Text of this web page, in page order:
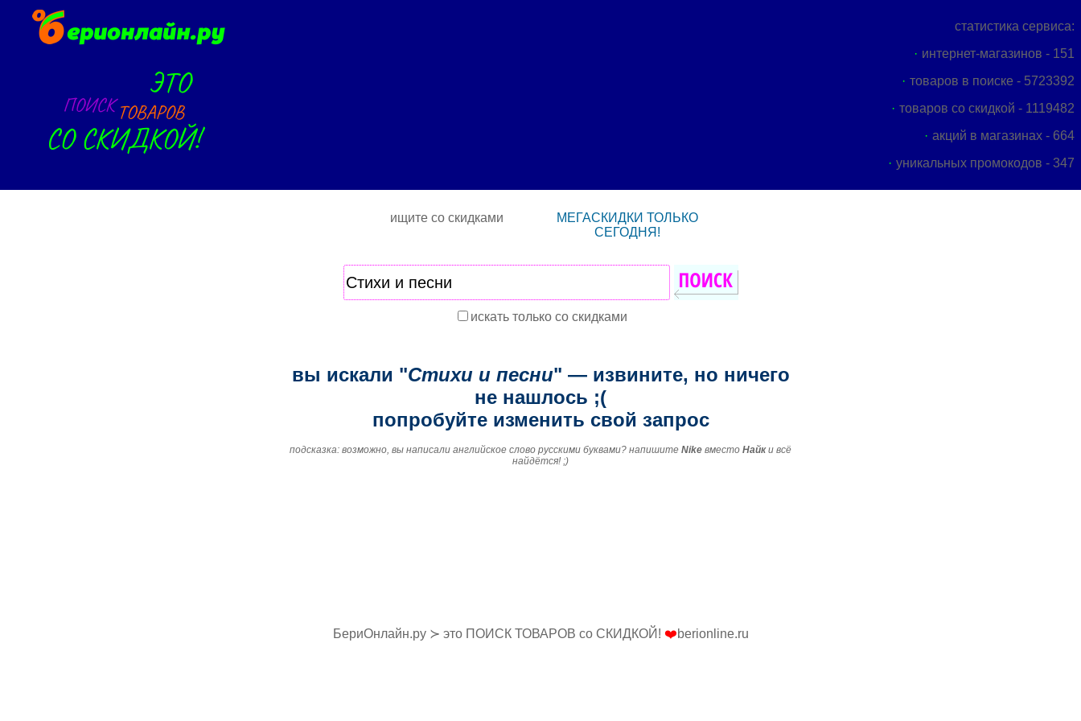
статистика сервиса:
интернет-магазинов - 151
товаров в поиске - 5723392
товаров со скидкой - 1119482
акций в магазинах - 664
уникальных промокодов - 347
ищите со скидками
МЕГАСКИДКИ ТОЛЬКО
СЕГОДНЯ!
искать только со скидками
вы искали "Стихи и песни" — извините, но ничего
не нашлось ;(
попробуйте изменить свой запрос
подсказка: возможно, вы написали английское слово русскими буквами? напишите Nike вместо Найки всё
найдётся! ;)
БериОнлайн.ру ≻ это ПОИСК ТОВАРОВ со СКИДКОЙ! ❤️berionline.ru